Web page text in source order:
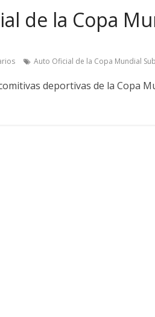
de la Copa
Auto Oficial de la Copa Mundial
deportivas de la Copa